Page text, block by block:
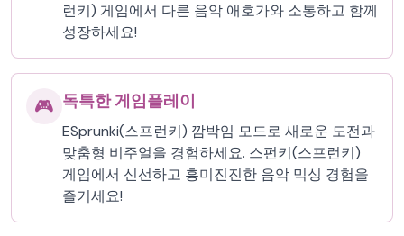
런키) 게임에서 다른 음악 애호가와 소통하고 함께
성장하세요!
🎮 독특한 게임플레이
ESprunki(스프런키) 깜박임 모드로 새로운 도전과
맞춤형 비주얼을 경험하세요. 스펀키(스프런키)
게임에서 신선하고 흥미진진한 음악 믹싱 경험을
즐기세요!